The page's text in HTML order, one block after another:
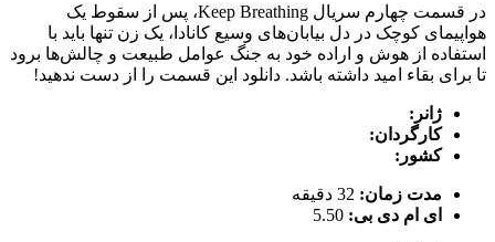
در قسمت چهارم سریال Keep Breathing، پس از سقوط یک
هواپیمای کوچک در دل بیابان‌های وسیع کانادا، یک زن تنها باید با
استفاده از هوش و اراده خود به جنگ عوامل طبیعت و چالش‌ها برود
تا برای بقاء امید داشته باشد. دانلود این قسمت را از دست ندهید!
ژانر:
کارگردان:
کشور:
مدت زمان: 32 دقیقه
ای ام دی بی: 5.50